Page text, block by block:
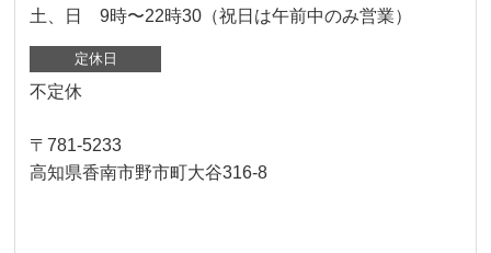
土、日 9時〜22時30（祝日は午前中のみ営業）
定休日
不定休
〒781-5233
高知県香南市野市町大谷316-8